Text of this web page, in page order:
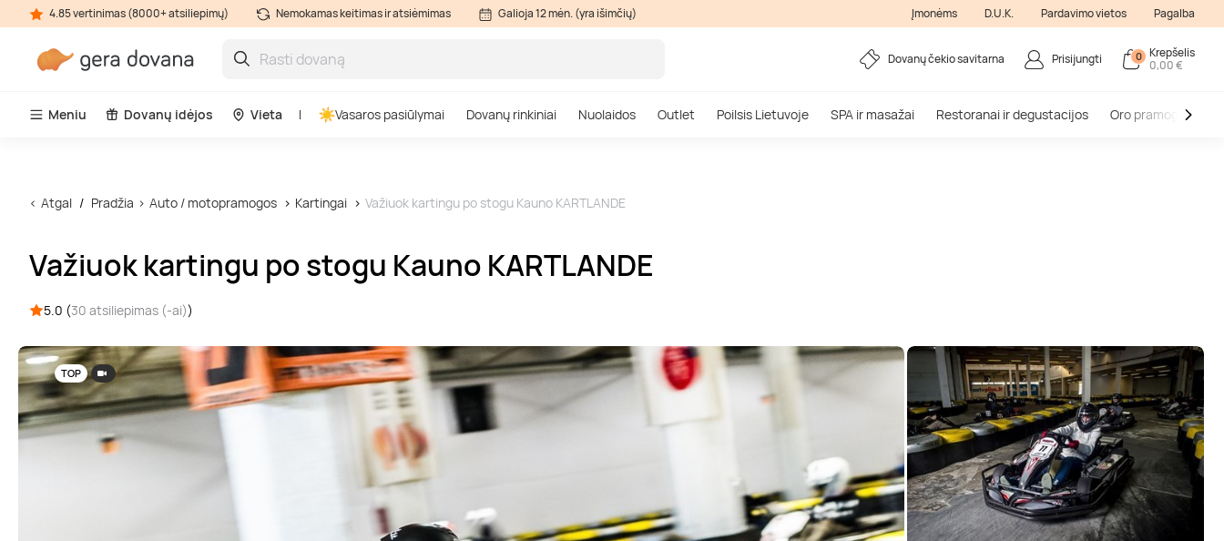
4.85 vertinimas (8000+ atsiliepimų) Nemokamas keitimas ir atsiėmimas Galioja 12 mėn. (yra išimčių) Įmonėms D.U.K. Pardavimo vietos Pagalba
Dovanų čekio savitarna Prisijungti 0 Krepšelis
0,00 €
Meniu Dovanų idėjos Vieta Vasaros pasiūlymai Dovanų rinkiniai Nuolaidos Outlet Poilsis Lietuvoje SPA ir masažai Restoranai ir degustacijos Oro pramogos
Atgal Pradžia Auto / motopramogos Kartingai Važiuok kartingu po stogu Kauno KARTLANDE
Važiuok kartingu po stogu Kauno KARTLANDE
5.0 (30 atsiliepimas (-ai))
TOP